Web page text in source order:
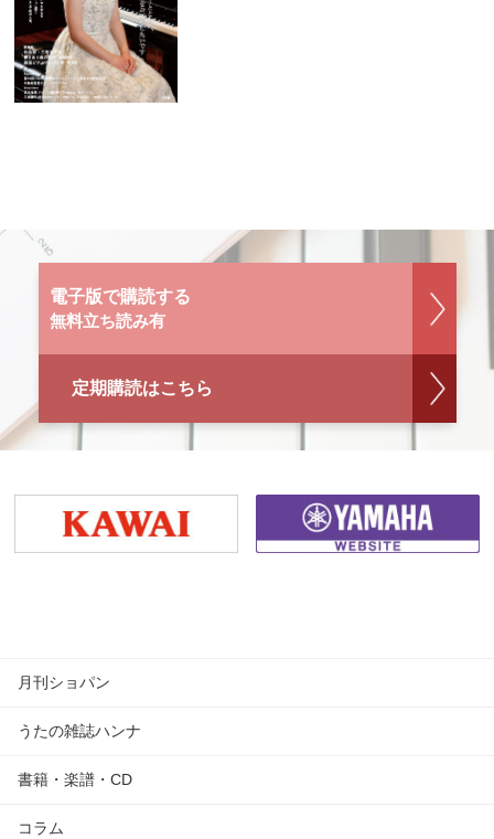
電子版で購読する
無料立ち読み有
定期購読はこちら
月刊ショパン
うたの雑誌ハンナ
書籍・楽譜・CD
コラム